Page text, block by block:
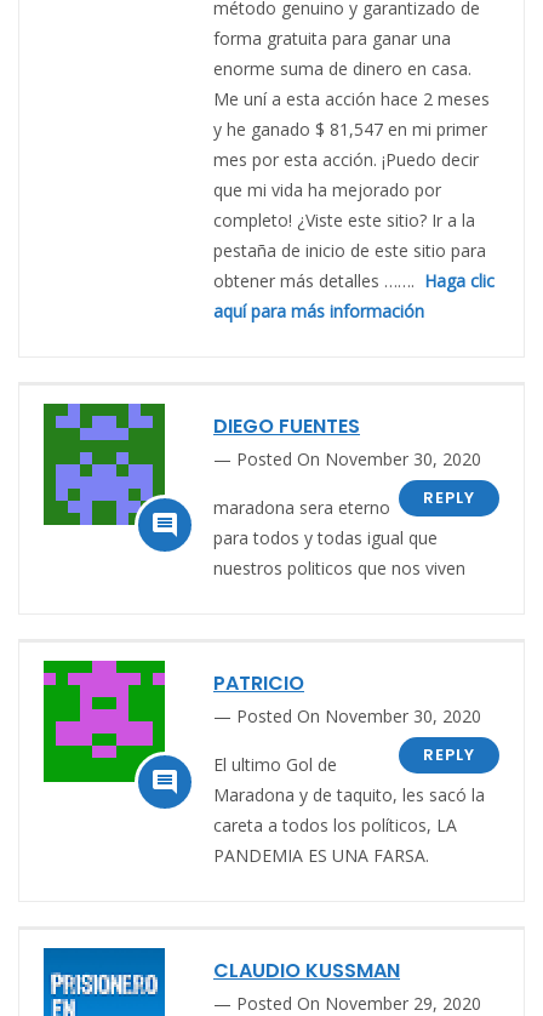
método genuino y garantizado de
forma gratuita para ganar una
enorme suma de dinero en casa.
Me uní a esta acción hace 2 meses
y he ganado $ 81,547 en mi primer
mes por esta acción. ¡Puedo decir
que mi vida ha mejorado por
completo! ¿Viste este sitio? Ir a la
pestaña de inicio de este sitio para
obtener más detalles ……. Haga clic
aquí para más información

DIEGO FUENTES
Posted On November 30, 2020
REPLY
maradona sera eterno
para todos y todas igual que
nuestros politicos que nos viven

PATRICIO
Posted On November 30, 2020
REPLY
El ultimo Gol de
Maradona y de taquito, les sacó la
careta a todos los políticos, LA
PANDEMIA ES UNA FARSA.
CLAUDIO KUSSMAN
Posted On November 29, 2020